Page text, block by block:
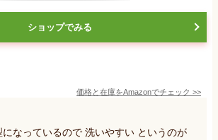
ショップでみる
価格と在庫をAmazonでチェック >>
なっているので 洗いやすい というのが